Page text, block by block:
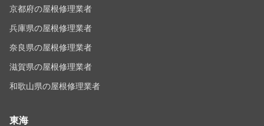
京都府の屋根修理業者
兵庫県の屋根修理業者
奈良県の屋根修理業者
滋賀県の屋根修理業者
和歌山県の屋根修理業者
東海